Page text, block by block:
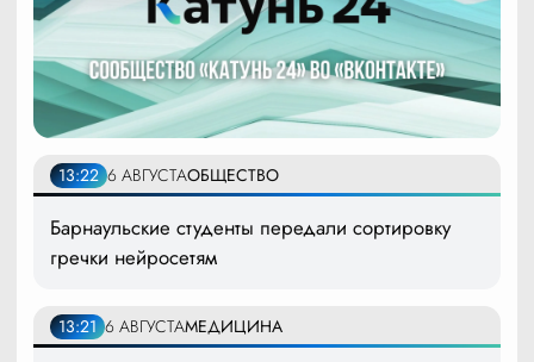
13:22 6 АВГУСТАОБЩЕСТВО
Барнаульские студенты передали сортировку
гречки нейросетям
13:21 6 АВГУСТАМЕДИЦИНА